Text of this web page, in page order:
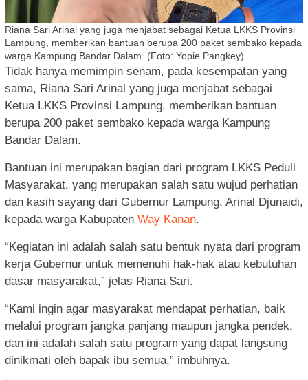
Riana Sari Arinal yang juga menjabat sebagai Ketua LKKS Provinsi
Lampung, memberikan bantuan berupa 200 paket sembako kepada
warga Kampung Bandar Dalam. (Foto: Yopie Pangkey)
Tidak hanya memimpin senam, pada kesempatan yang
sama, Riana Sari Arinal yang juga menjabat sebagai
Ketua LKKS Provinsi Lampung, memberikan bantuan
berupa 200 paket sembako kepada warga Kampung
Bandar Dalam.
Bantuan ini merupakan bagian dari program LKKS Peduli
Masyarakat, yang merupakan salah satu wujud perhatian
dan kasih sayang dari Gubernur Lampung, Arinal Djunaidi,
kepada warga Kabupaten Way Kanan.
“Kegiatan ini adalah salah satu bentuk nyata dari program
kerja Gubernur untuk memenuhi hak-hak atau kebutuhan
dasar masyarakat,” jelas Riana Sari.
“Kami ingin agar masyarakat mendapat perhatian, baik
melalui program jangka panjang maupun jangka pendek,
dan ini adalah salah satu program yang dapat langsung
dinikmati oleh bapak ibu semua,” imbuhnya.